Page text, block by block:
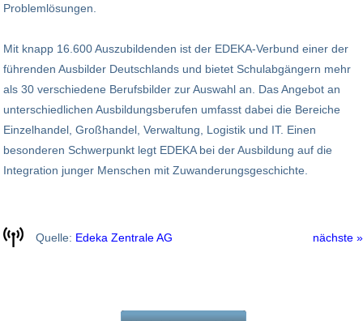
Problemlösungen.
Mit knapp 16.600 Auszubildenden ist der EDEKA-Verbund einer der
führenden Ausbilder Deutschlands und bietet Schulabgängern mehr
als 30 verschiedene Berufsbilder zur Auswahl an. Das Angebot an
unterschiedlichen Ausbildungsberufen umfasst dabei die Bereiche
Einzelhandel, Großhandel, Verwaltung, Logistik und IT. Einen
besonderen Schwerpunkt legt EDEKA bei der Ausbildung auf die
Integration junger Menschen mit Zuwanderungsgeschichte.
Quelle: Edeka Zentrale AG nächste »